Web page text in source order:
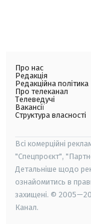
Про нас
Редакція
Редакційна політика
Про телеканал
Телеведучі
Вакансії
Структура власності
Всі комерційні
"Спецпроєкт",
Детальніше щодо
ознайомитись в
захищені. ©
Канал.